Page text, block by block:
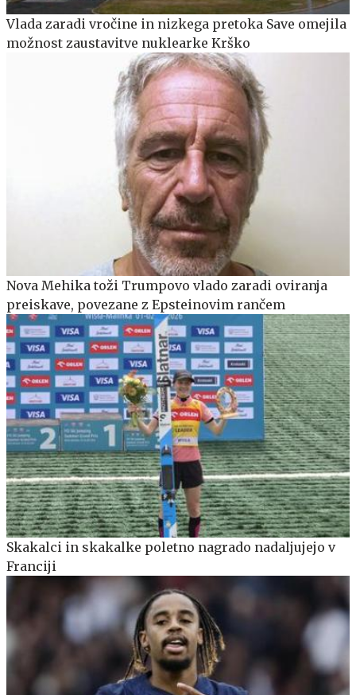
Vlada zaradi vročine in nizkega pretoka Save omejila
možnost zaustavitve nuklearke Krško
Nova Mehika toži Trumpovo vlado zaradi oviranja
preiskave, povezane z Epsteinovim rančem
Skakalci in skakalke poletno nagrado nadaljujejo v
Franciji